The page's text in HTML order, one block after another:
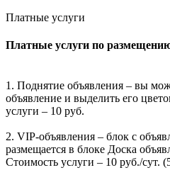
Платные услуги
Платные услуги по
1. Поднятие объявления – вы
объявление и выделить его
услуги – 10 руб.
2. VIP-объявления – блок с
размещается в блоке Доска
Стоимость услуги – 10 руб./сут.